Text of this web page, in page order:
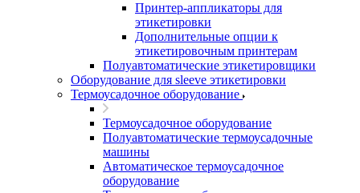
Принтер-аппликаторы для
этикетировки
Дополнительные опции к
этикетировочным принтерам
Полуавтоматические этикетировщики
Оборудование для sleeve этикетировки
Термоусадочное оборудование
Термоусадочное оборудование
Полуавтоматические термоусадочные
машины
Автоматическое термоусадочное
оборудование